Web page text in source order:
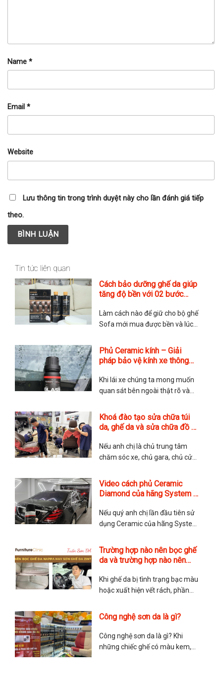
Name *
Email *
Website
Lưu thông tin trong trình duyệt này cho lần đánh giá tiếp
theo.
Tin tức liên quan
Cách bảo dưỡng ghế da giúp
tăng độ bền với 02 bước
Clinic
Làm cách nào để giữ cho bộ ghế
Sofa mới mua được bền và lúc
rất nhiều quý anh chị khi tìm đến
với TMA Store. Các chăm sóc
ghế da có phức tạp không?
Thực tế thì rất đơn giản nhưng
Phủ Ceramic kính – Giải
pháp bảo vệ kính xe thông
Khi lái xe chúng ta mong muốn
quan sát bên ngoài thật rõ và
quyết định bởi lớp kính của xe,
nếu kính ố mờ, dễ bị xước thì
không chỉ ảnh hưởng đến độ
thẩm mỹ mà còn cả tính an toàn
của
Khoá đào tạo sửa chữa túi
da, ghế da và sửa chữa đồ da
Nếu anh chị là chủ trung tâm
chăm sóc xe, chủ gara, chủ cửa
thêm dịch vụ sửa chữa nội thất,
sửa chữa ghế da hoặc sửa chữa
túi da và đồ da để gia tăng dịch
vụ. Hay những anh chị yêu thích
Video cách phủ Ceramic
Diamond của hãng System X
Nếu quý anh chị lần đầu tiên sử
dụng Ceramic của hãng System
phủ Ceramic này. TMA Store
hướng dẫn chi tiết cách phủ
Ceramic và các lưu ý khi phủ.
Chúc quý anh chị có trải nghiệm
tuyệt vời với dòng Ceramic
Trường hợp nào nên bọc ghế
da và trường hợp nào nên
Khi ghế da bị tình trạng bạc màu
hoặc xuất hiện vết rách, phần
việc nên bọc ghế da lại hay sơn
ghế da? Sau đây là chia sẻ của
anh Tuấn Sơn Da về vấn đề này
để giúp mọi người lựa
Công nghệ sơn da là gì?
Công nghệ sơn da là gì? Khi
những chiếc ghế có màu kem,